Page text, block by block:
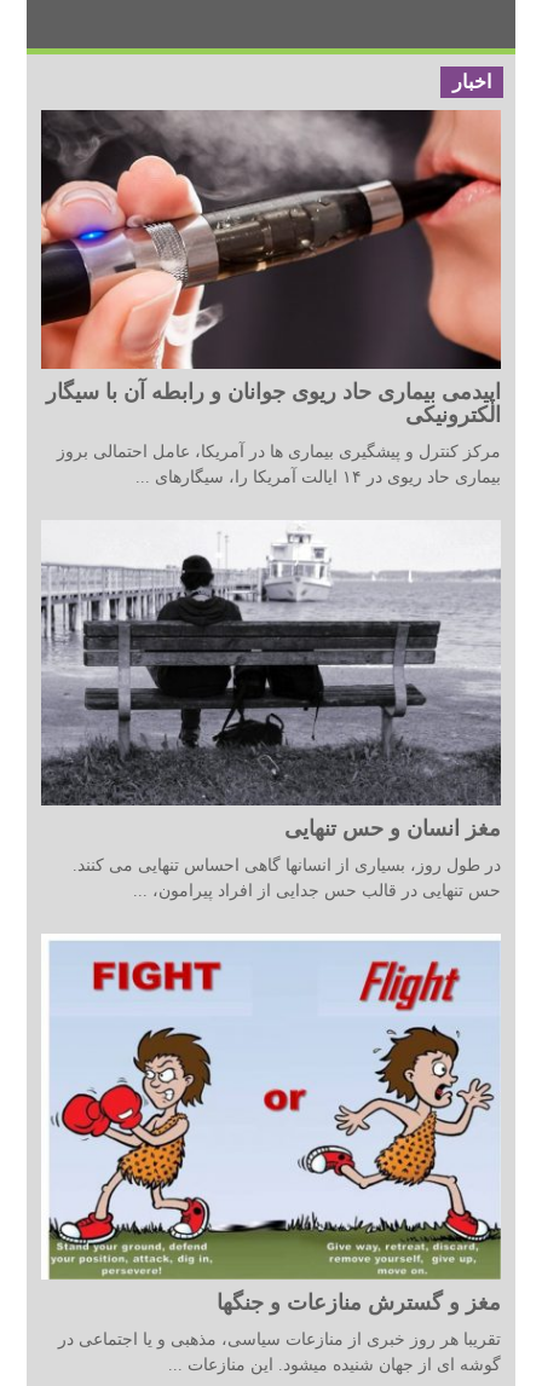
اخبار
اپیدمی بیماری حاد ریوی جوانان و رابطه آن با سیگار
الکترونیکی
مرکز کنترل و پیشگیری بیماری ها در آمریکا، عامل احتمالی بروز
بیماری حاد ریوی در ۱۴ ایالت آمریکا را، سیگارهای ...
مغز انسان و حس تنهایی
در طول روز، بسیاری از انسانها گاهی احساس تنهایی می کنند.
حس تنهایی در قالب حس جدایی از افراد پیرامون، ...
مغز و گسترش منازعات و جنگها
تقریبا هر روز خبری از منازعات سیاسی، مذهبی و یا اجتماعی در
گوشه ای از جهان شنیده میشود. این منازعات ...